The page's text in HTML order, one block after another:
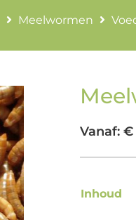
Meelwormen
Vanaf: €
Inhoud